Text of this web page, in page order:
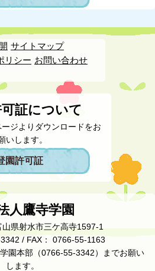
サイトマップ
リシー お問い合わせ
証について
ジよりダウンロードをお
いします。
園許可証
人鷹寺学園
県射水市三ケ高寺1597-1
/ FAX： 0766-55-1163
園本部（0766-55-3342）までお願い
します。